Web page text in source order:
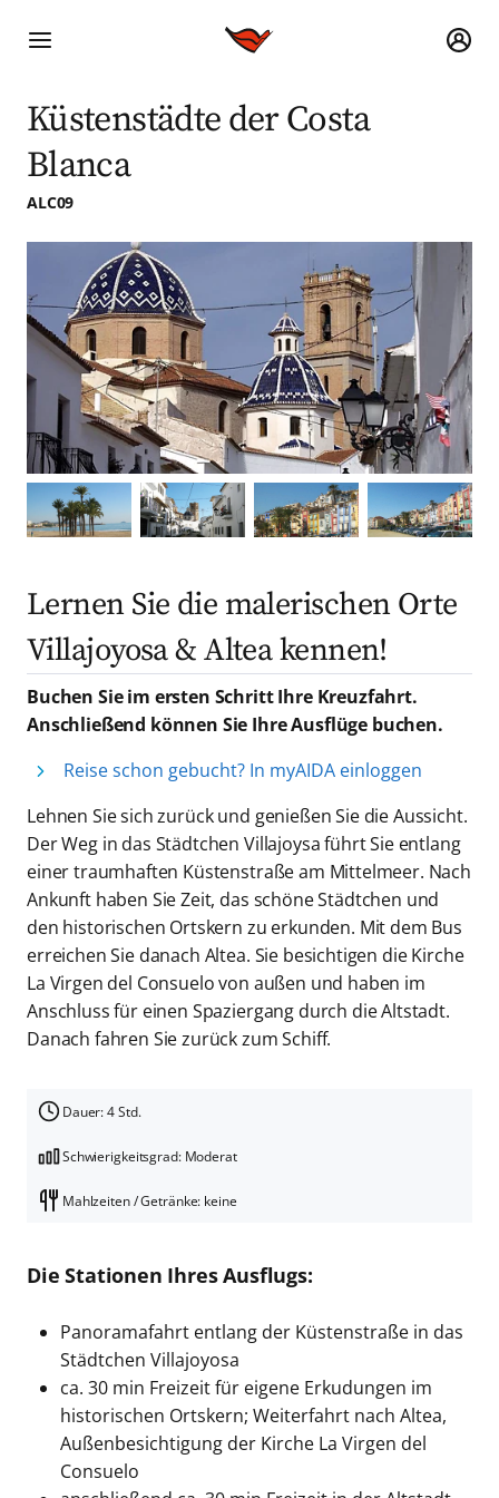
Küstenstädte der Costa
Blanca
ALC09
Lernen Sie die malerischen Orte
Villajoyosa & Altea kennen!
Buchen Sie im ersten Schritt Ihre Kreuzfahrt.
Anschließend können Sie Ihre Ausflüge buchen.
Reise schon gebucht? In myAIDA einloggen
Lehnen Sie sich zurück und genießen Sie die Aussicht.
Der Weg in das Städtchen Villajoysa führt Sie entlang
einer traumhaften Küstenstraße am Mittelmeer. Nach
Ankunft haben Sie Zeit, das schöne Städtchen und
den historischen Ortskern zu erkunden. Mit dem Bus
erreichen Sie danach Altea. Sie besichtigen die Kirche
La Virgen del Consuelo von außen und haben im
Anschluss für einen Spaziergang durch die Altstadt.
Danach fahren Sie zurück zum Schiff.
Dauer: 4 Std.
Schwierigkeitsgrad: Moderat
Mahlzeiten / Getränke: keine
Die Stationen Ihres Ausflugs:
Panoramafahrt entlang der Küstenstraße in das
Städtchen Villajoyosa
ca. 30 min Freizeit für eigene Erkudungen im
historischen Ortskern; Weiterfahrt nach Altea,
Außenbesichtigung der Kirche La Virgen del
Consuelo